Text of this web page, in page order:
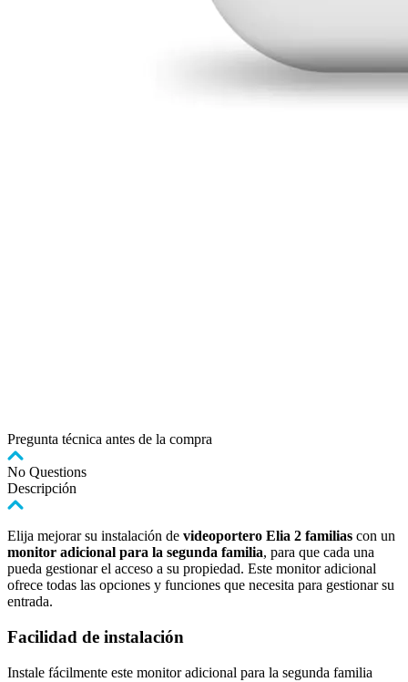
Pregunta técnica antes de la compra
No Questions
Descripción
Elija mejorar su instalación de videoportero Elia 2 familias con un
monitor adicional para la segunda familia, para que cada una
pueda gestionar el acceso a su propiedad. Este monitor adicional
ofrece todas las opciones y funciones que necesita para gestionar su
entrada.
Facilidad de instalación
Instale fácilmente este monitor adicional para la segunda familia